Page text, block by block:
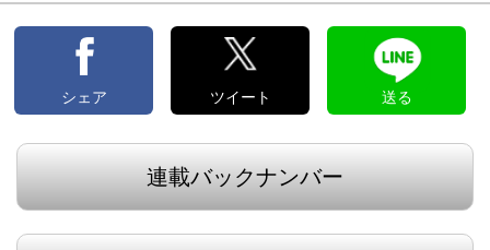
シェア ツイート 送る
連載バックナンバー